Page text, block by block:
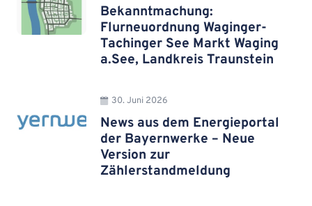
Bekanntmachung:
Flurneuordnung Waginger-
Tachinger See Markt Waging
a.See, Landkreis Traunstein
30. Juni 2026
News aus dem Energieportal
der Bayernwerke – Neue
Version zur
Zählerstandmeldung